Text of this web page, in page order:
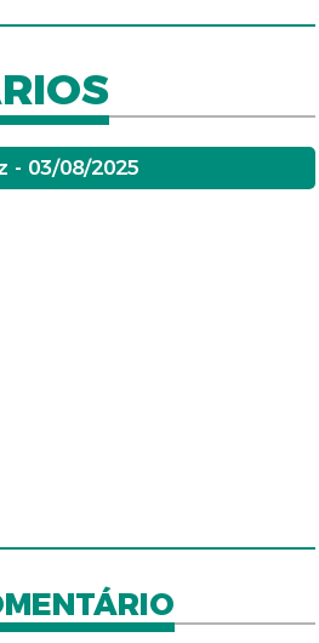
- 03/08/2025